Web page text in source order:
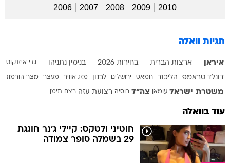
2010
2009
2008
2007
2006
תגיות וואלה
איראן ארצות הברית בחירות 2026 בנימין נתניהו גדי איזנקוט
דונלד טראמפ הליכוד חמאס ירושלים לבנון מזג אוויר מעצר מצר הורמוז
משטרת ישראל עומאן צה"ל רוסיה רצועת עזה רצח תימן
עוד בוואלה
חוטיני ולטקס: קיילי ג'נר חוגגת
29 בשמלה סופר צמודה